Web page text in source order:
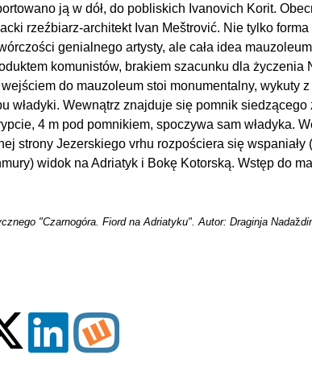
ją w dół, do pobliskich Ivanovich Korit.
rzeźbiarz-architekt Ivan Meštrović. Nie tylko
genialnego artysty, ale cała idea
komunistów, brakiem szacunku dla
do mauzoleum stoi monumentalny, wykuty
władyki. Wewnątrz znajduje się pomnik
4 m pod pomnikiem, spoczywa sam władyka.
strony Jezerskiego vrhu rozpościera się
widok na Adriatyk i Bokę Kotorską. Wstęp do
"Czarnogóra. Fiord na Adriatyku". Autor: Draginja Nadaž